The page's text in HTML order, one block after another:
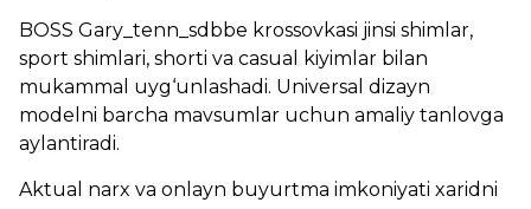
BOSS Gary_tenn_sdbbe krossovkasi jinsi shimlar,
sport shimlari, shorti va casual kiyimlar bilan
mukammal uyg‘unlashadi. Universal dizayn
modelni barcha mavsumlar uchun amaliy tanlovga
aylantiradi.
Aktual narx va onlayn buyurtma imkoniyati xaridni